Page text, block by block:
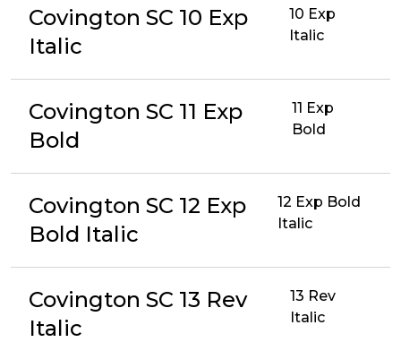
Covington SC 10 Exp
Italic
10 Exp
Italic
Covington SC 11 Exp
Bold
11 Exp
Bold
Covington SC 12 Exp
Bold Italic
12 Exp Bold
Italic
Covington SC 13 Rev
Italic
13 Rev
Italic